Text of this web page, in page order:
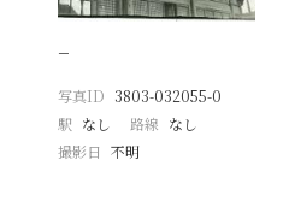
−
写真ID 3803-032055-0
駅 なし 路線 なし
撮影日
不明